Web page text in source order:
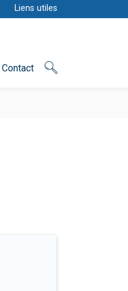
Liens utiles
Contact